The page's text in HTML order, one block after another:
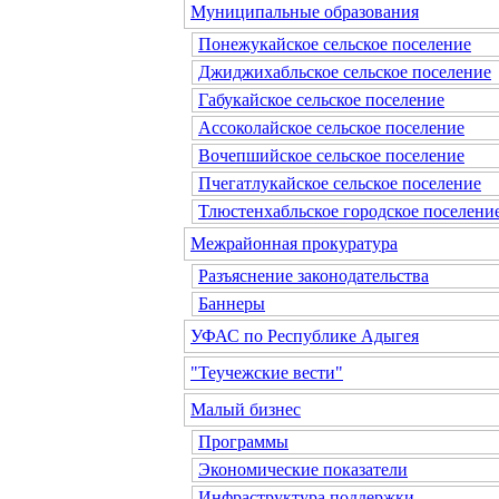
Муниципальные образования
Понежукайское сельское поселение
Джиджихабльское сельское поселение
Габукайское сельское поселение
Ассоколайское сельское поселение
Вочепшийское сельское поселение
Пчегатлукайское сельское поселение
Тлюстенхабльское городское
Межрайонная прокуратура
Разъяснение законодательства
Баннеры
УФАС по Республике Адыгея
"Теучежские вести"
Малый бизнес
Программы
Экономические показатели